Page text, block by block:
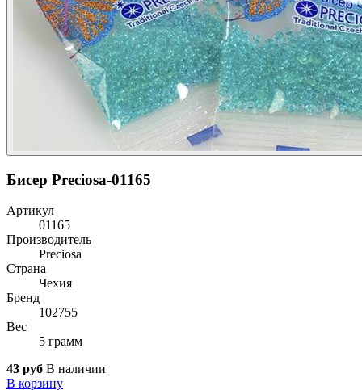
Бисер Preciosa-01165
Артикул
01165
Производитель
Preciosa
Страна
Чехия
Бренд
102755
Вес
5 грамм
43 руб В наличии
В корзину